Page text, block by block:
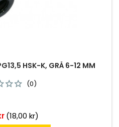
HSK-K, GRÅ 6-12 MM
(0)
(18,00 kr)